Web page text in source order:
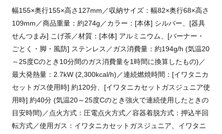
幅155×奥行155×高さ127mm／収納サイズ：幅82×奥行68×高さ
109mm／商品重量：約274g／カラー：[本体] シルバー、[器具
せんつまみ] こげ茶／材質：[本体] アルミニウム、[バーナー・
ごとく・脚・風防] ステンレス／ガス消費量：約194g/h (気温20
～25度Cのとき10分間のガス消費量を1時間に換算したもの)／
最大発熱量：2.7kW (2,300kcal/h)／連続燃焼時間：[イワタニカ
セットガス使用時] 約120分、[イワタニカセットガスジュニア使
用時] 約40分 (気温20～25度Cのとき強火で連続使用したときの
目安時間)／点火方式：圧電点火方式／容器着脱方式：押込半回
転方式／使用ガス：イワタニカセットガスジュニア、イワタニ